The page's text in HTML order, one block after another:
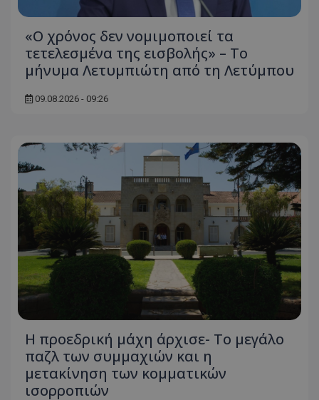
«Ο χρόνος δεν νομιμοποιεί τα
τετελεσμένα της εισβολής» – Το
μήνυμα Λετυμπιώτη από τη Λετύμπου
09.08.2026 - 09:26
Η προεδρική μάχη άρχισε- Το μεγάλο
παζλ των συμμαχιών και η
μετακίνηση των κομματικών
ισορροπιών